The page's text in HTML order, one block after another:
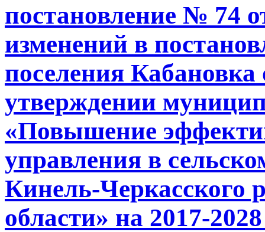
постановление № 74
изменений в
поселения
утверждении
«Повышение
управления в
Кинель-Черкасского
области» на 2017-